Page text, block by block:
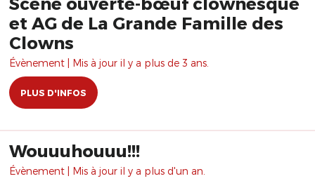
et AG de La Grande Famille des
Clowns
Évènement | Mis à jour il y a plus de 3 ans.
PLUS D'INFOS
Wouuuhouuu!!!
Évènement | Mis à jour il y a plus d'un an.